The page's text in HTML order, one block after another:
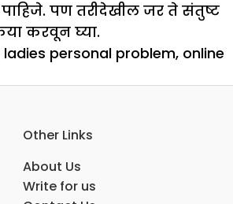
पाहिजे. पण तरीदेखील जर ते संतुष्ट
करवून घ्या.
ladies personal problem, online
Other Links
About Us
Write for us